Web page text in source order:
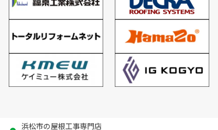
浜松市の屋根工事専門店